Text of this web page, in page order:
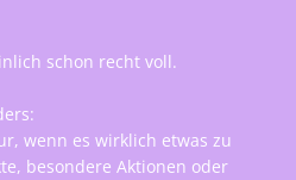
schon recht voll.
wenn es wirklich etwas zu
besondere Aktionen oder